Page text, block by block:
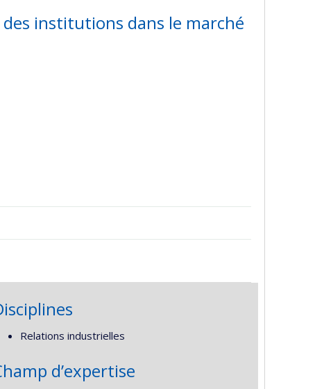
institutions dans le marché
Relations industrielles
d’expertise